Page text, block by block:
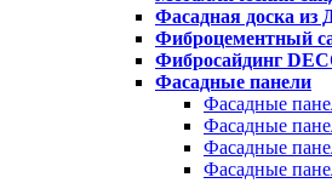
Фасадная доска из
Фиброцементный
Фибросайдинг
Фасадные панели
Фасадные
Фасадные
Фасадные
Фасадные